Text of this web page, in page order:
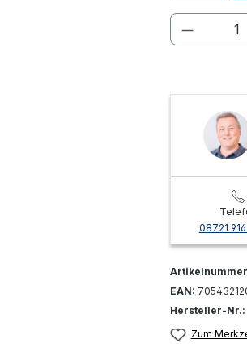
08721
EAN:
Hersteller-Nr.:
Zum